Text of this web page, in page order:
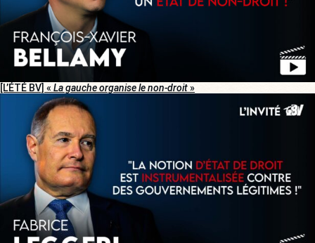
[L’ÉTÉ BV] « La gauche organise le non-droit»